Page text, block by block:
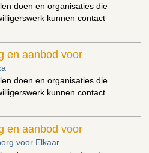
doen en organisaties die
kunnen contact
en aanbod voor
doen en organisaties die
kunnen contact
en aanbod voor
voor Elkaar